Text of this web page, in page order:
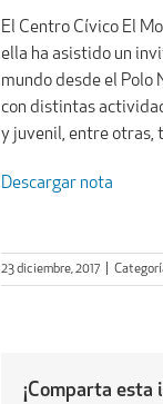
El Centro Cívico El
ella ha asistido un
mundo desde el Polo
con distintas
y juvenil, entre otras,
Descargar nota
23 diciembre, 2017
¡Comparta